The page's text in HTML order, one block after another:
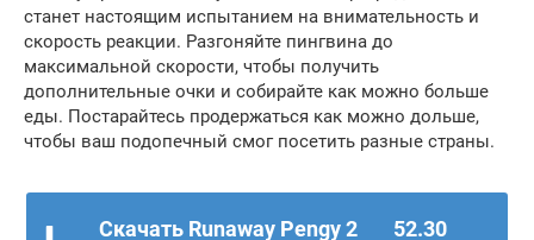
станет настоящим испытанием на внимательность и
скорость реакции. Разгоняйте пингвина до
максимальной скорости, чтобы получить
дополнительные очки и собирайте как можно больше
еды. Постарайтесь продержаться как можно дольше,
чтобы ваш подопечный смог посетить разные страны.
Скачать Runaway Pengy 2
52.30